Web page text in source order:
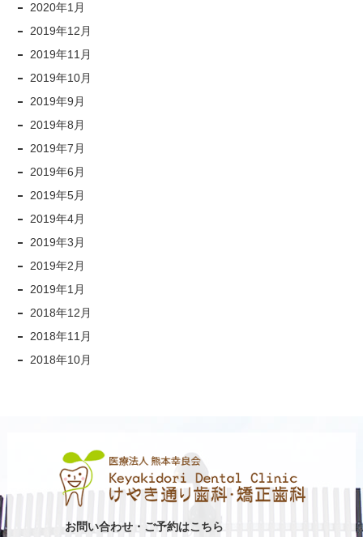
2020年1月
2019年12月
2019年11月
2019年10月
2019年9月
2019年8月
2019年7月
2019年6月
2019年5月
2019年4月
2019年3月
2019年2月
2019年1月
2018年12月
2018年11月
2018年10月
お問い合わせ・ご予約はこちら